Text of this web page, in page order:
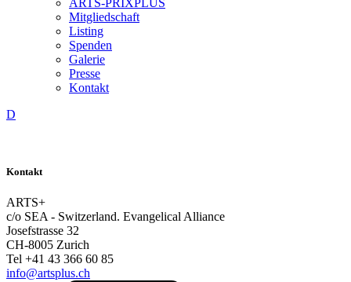
ARTS-PRIXPLUS
Mitgliedschaft
Listing
Spenden
Galerie
Presse
Kontakt
D
Kontakt
ARTS+
c/o SEA - Switzerland. Evangelical Alliance
Josefstrasse 32
CH-8005 Zurich
Tel +41 43 366 60 85
info@artsplus.ch